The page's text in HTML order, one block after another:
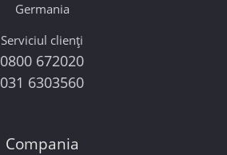
Germania
Serviciul clienți
0800 672020
031 6303560
Compania